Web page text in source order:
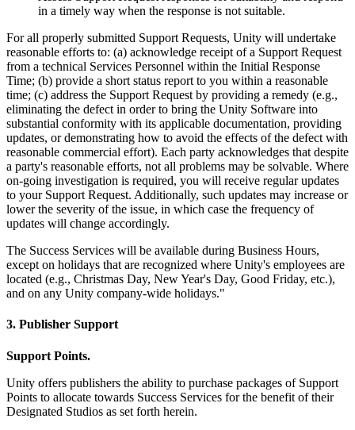
in a timely way when the response is not suitable.
For all properly submitted Support Requests, Unity will undertake
reasonable efforts to: (a) acknowledge receipt of a Support Request
from a technical Services Personnel within the Initial Response
Time; (b) provide a short status report to you within a reasonable
time; (c) address the Support Request by providing a remedy (e.g.,
eliminating the defect in order to bring the Unity Software into
substantial conformity with its applicable documentation, providing
updates, or demonstrating how to avoid the effects of the defect with
reasonable commercial effort). Each party acknowledges that despite
a party's reasonable efforts, not all problems may be solvable. Where
on-going investigation is required, you will receive regular updates
to your Support Request. Additionally, such updates may increase or
lower the severity of the issue, in which case the frequency of
updates will change accordingly.
The Success Services will be available during Business Hours,
except on holidays that are recognized where Unity's employees are
located (e.g., Christmas Day, New Year's Day, Good Friday, etc.),
and on any Unity company-wide holidays."
3. Publisher Support
Support Points.
Unity offers publishers the ability to purchase packages of Support
Points to allocate towards Success Services for the benefit of their
Designated Studios as set forth herein.